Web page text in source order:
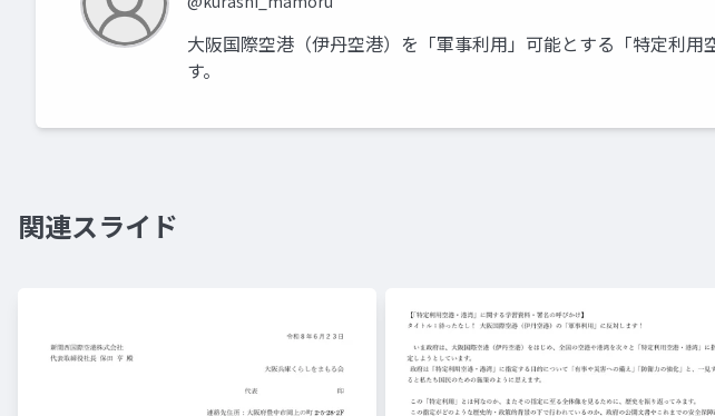
大阪国際空港（伊丹空港）を「軍事利用」可能とする「特定利用
す。
関連スライド